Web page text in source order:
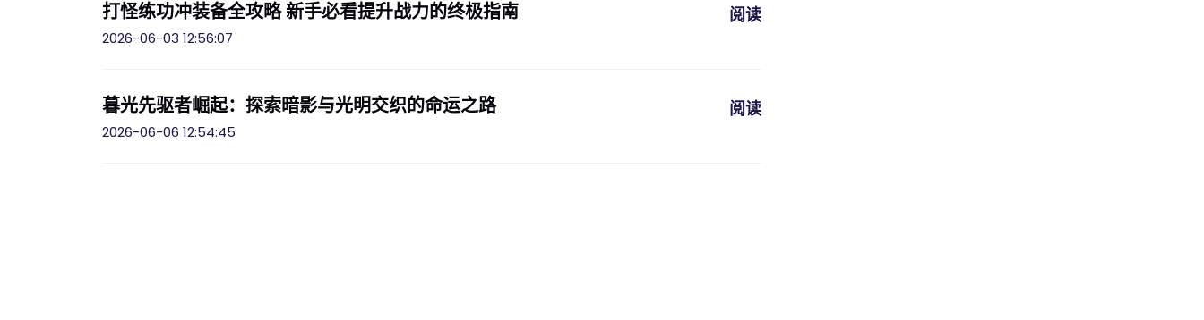
打怪练功冲装备全攻略 新手必看提升战力的终极指南
2026-06-03 12:56:07
阅读
暮光先驱者崛起：探索暗影与光明交织的命运之路
2026-06-06 12:54:45
阅读